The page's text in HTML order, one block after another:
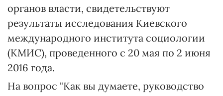
органов власти, свидетельствуют
результаты исследования Киевского
международного института социологии
(КМИС), проведенного с 20 мая по 2 июня
2016 года.
На вопрос "Как вы думаете, руководство